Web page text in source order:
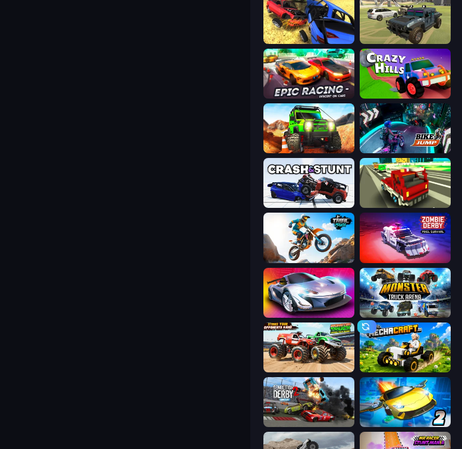
Car Crash Simulator Royale 4x4 Offroader
Epic Racing - Descent on Cars Crazy Hills
Offroad Life 3D Bike Jump
Crash & Stunt Blocky Traffic Racing
Trial Mania Zombie Derby: Pixel Survival
Grand Cyber City Monster Truck Arena
Monster Truck Demolition Derby Mechacraft.io
Demolition Derby 2 Ultimate Flying Car 2